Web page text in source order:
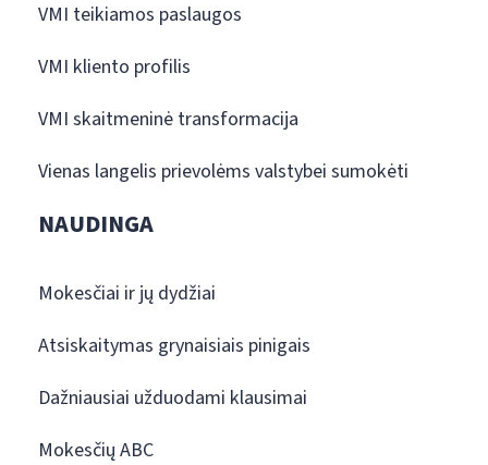
VMI teikiamos paslaugos
VMI kliento profilis
VMI skaitmeninė transformacija
Vienas langelis prievolėms valstybei sumokėti
NAUDINGA
Mokesčiai ir jų dydžiai
Atsiskaitymas grynaisiais pinigais
Dažniausiai užduodami klausimai
Mokesčių ABC